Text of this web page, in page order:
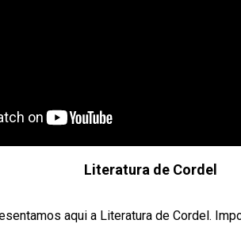
Literatura de Cordel
aqui a Literatura de Cordel.